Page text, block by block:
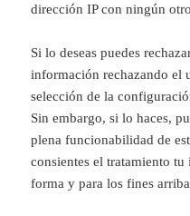
dirección IP con ningún
Si lo deseas puedes
información rechazando el
selección de la
Sin embargo, si lo haces,
plena funcionabilidad de
consientes el tratamiento
forma y para los fines